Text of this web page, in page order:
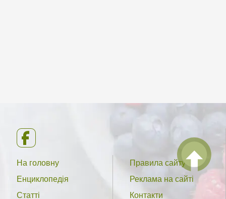
На головну
Енциклопедія
Статті
Правила сайту
Реклама на сайті
Контакти